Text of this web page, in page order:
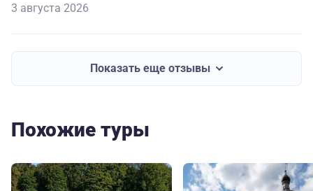
3 августа 2026
Показать еще отзывы
Похожие туры